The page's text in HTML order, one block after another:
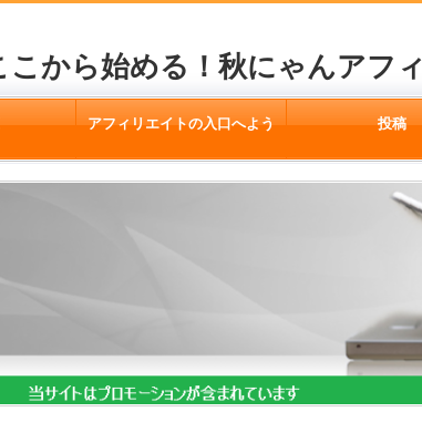
から始める！秋にゃんアフィ
アフィリエイトの入口へよう 投稿